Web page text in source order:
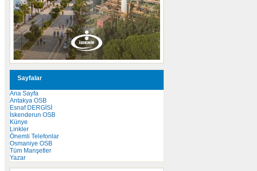
Sayfalar
Ana Sayfa
Antakya OSB
Esnaf DERGİSİ
İskenderun OSB
Künye
Linkler
Önemli Telefonlar
Osmaniye OSB
Tüm Manşetler
Yazar